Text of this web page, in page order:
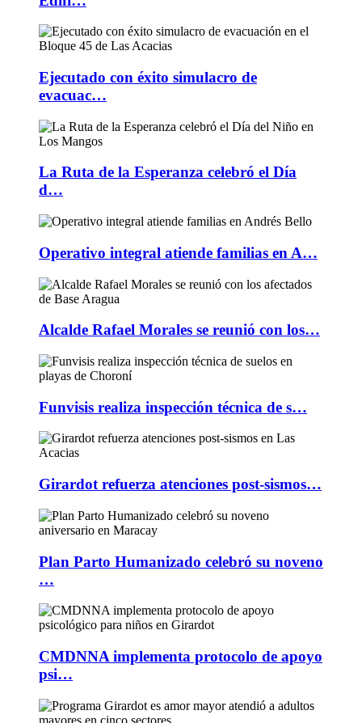
Ejecutado con éxito simulacro de
evacuac…
La Ruta de la Esperanza celebró el Día
d…
Operativo integral atiende familias en A…
Alcalde Rafael Morales se reunió con los…
Funvisis realiza inspección técnica de s…
Girardot refuerza atenciones post-sismos…
Plan Parto Humanizado celebró su noveno
…
CMDNNA implementa protocolo de apoyo
psi…